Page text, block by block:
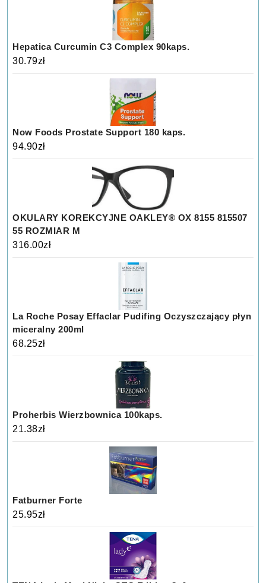
Hepatica Curcumin C3 Complex 90kaps.
30.79zł
Now Foods Prostate Support 180 kaps.
94.90zł
OKULARY KOREKCYJNE OAKLEY® OX 8155 815507
55 ROZMIAR M
316.00zł
La Roche Posay Effaclar Pudifing Oczyszczający płyn
miceralny 200ml
68.25zł
Proherbis Wierzbownica 100kaps.
21.38zł
Fatburner Forte
25.95zł